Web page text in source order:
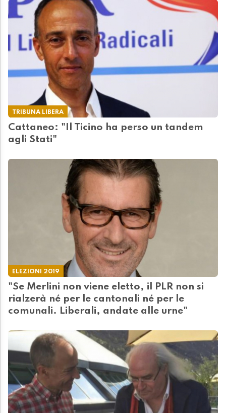
TRIBUNA LIBERA
Cattaneo: "Il Ticino ha perso un tandem
agli Stati"
ELEZIONI 2019
"Se Merlini non viene eletto, il PLR non si
rialzerà né per le cantonali né per le
comunali. Liberali, andate alle urne"